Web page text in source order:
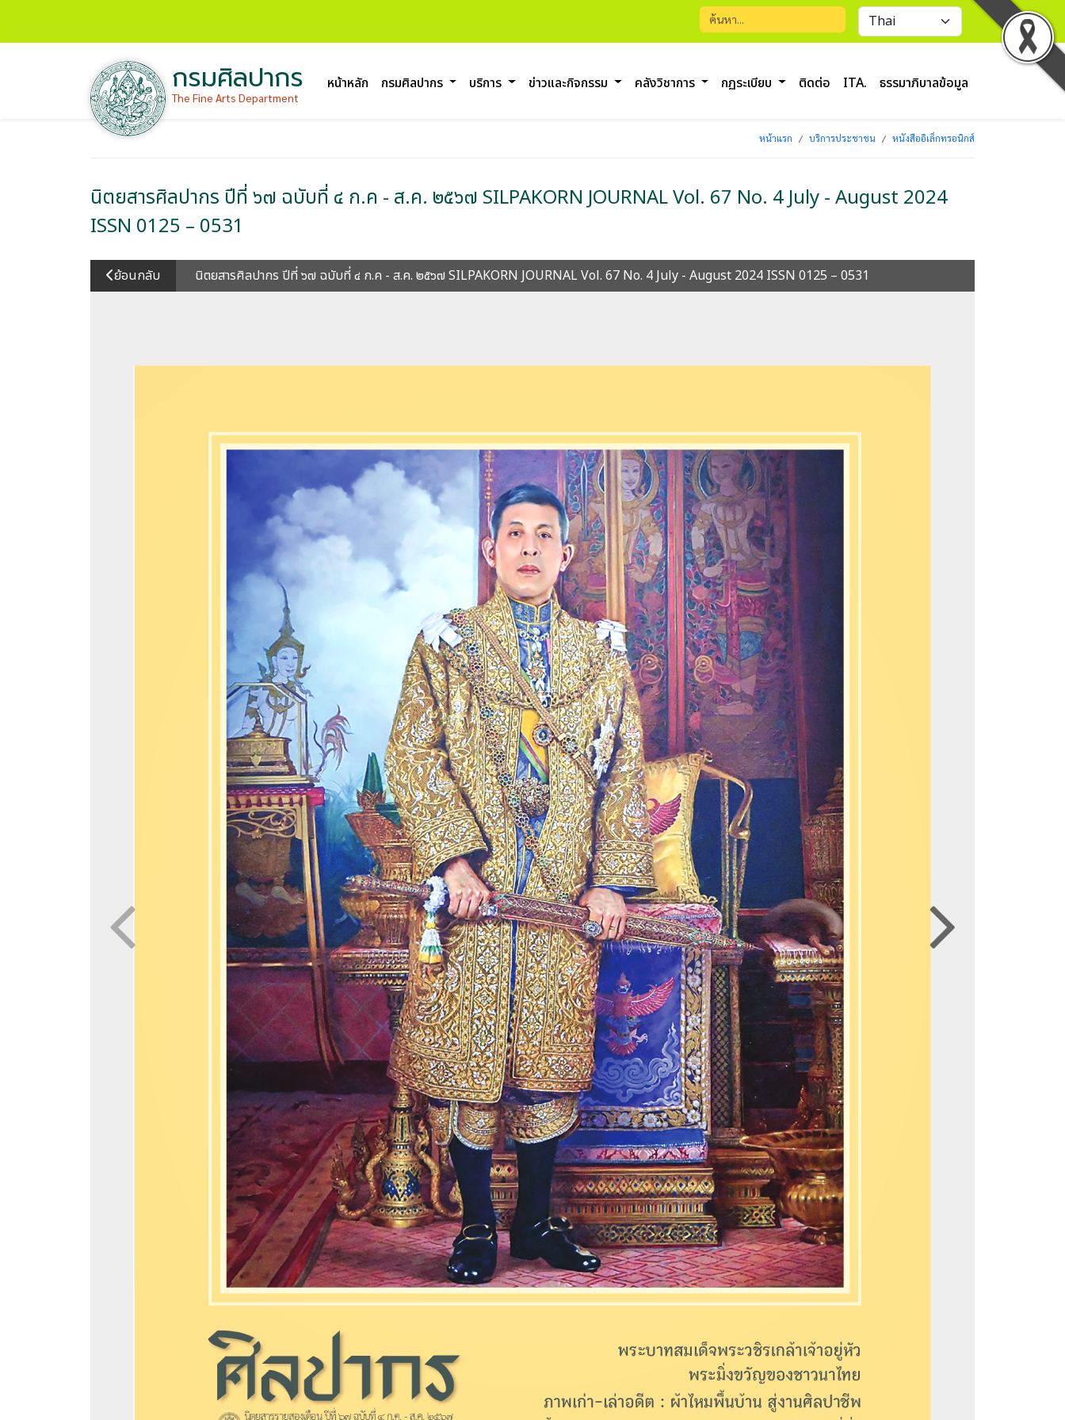
กรมศิลปากร
The Fine Arts Department
หน้าหลัก กรมศิลปากร บริการ ข่าวและกิจกรรม คลังวิชาการ กฏระเบียบ ติดต่อ ITA. ธรรมาภิบาลข้อมูล
หน้าแรก บริการประชาชน หนังสืออิเล็กทรอนิกส์
นิตยสารศิลปากร ปีที่ ๖๗ ฉบับที่ ๔ ก.ค - ส.ค. ๒๕๖๗ SILPAKORN JOURNAL Vol. 67 No. 4 July - August 2024
ISSN 0125 – 0531
ย้อนกลับ นิตยสารศิลปากร ปีที่ ๖๗ ฉบับที่ ๔ ก.ค - ส.ค. ๒๕๖๗ SILPAKORN JOURNAL Vol. 67 No. 4 July - August 2024 ISSN 0125 – 0531